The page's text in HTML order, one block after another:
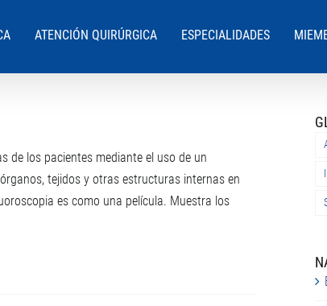
ATENCIÓN QUIRÚRGICA ESPECIALIDADES
de los pacientes mediante el uso de un
tejidos y otras estructuras internas en
es como una película. Muestra los
I